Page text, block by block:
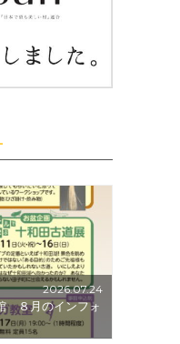
2026.07.24
８月のインフォ